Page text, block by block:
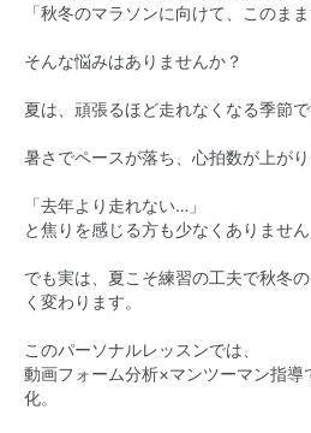
「秋冬のマラソンに向けて、このま
そんな悩みはありませんか？
夏は、頑張るほど走れなくなる季節で
暑さでペースが落ち、心拍数が上がり
「去年より走れない…」
と焦りを感じる方も少なくありません
でも実は、夏こそ練習の工夫で秋冬
く変わります。
このパーソナルレッスンでは、
動画フォーム分析×マンツーマン指導
化。